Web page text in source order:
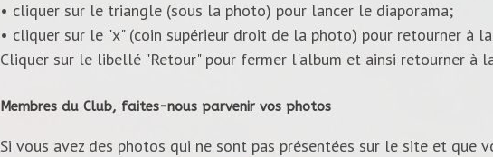
• cliquer sur le triangle (sous la photo) pour lancer le diaporama;
• cliquer sur le "x" (coin supérieur droit de la photo) pour retourner à
Cliquer sur le libellé "Retour" pour fermer l'album et ainsi retourner à
Membres du Club, faites-nous parvenir vos photos
Si vous avez des photos qui ne sont pas présentées sur le site et que